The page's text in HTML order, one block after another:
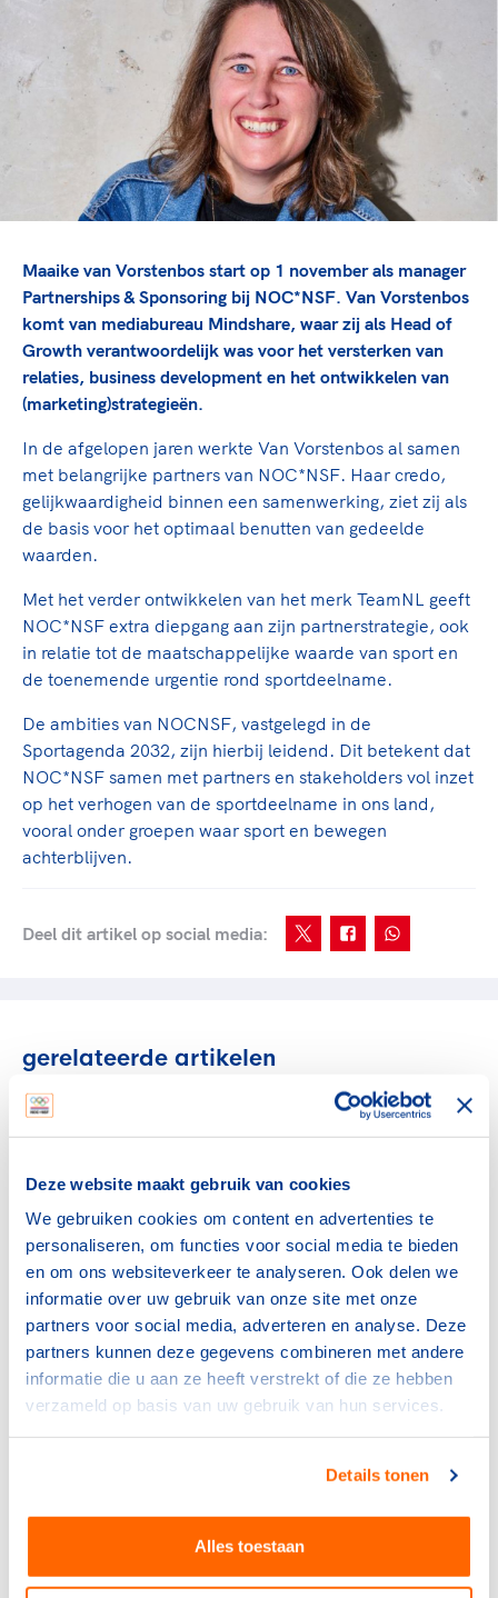
Deze website maakt gebruik van cookies
We gebruiken cookies om content en advertenties te
personaliseren, om functies voor social media te bieden
en om ons websiteverkeer te analyseren. Ook delen we
informatie over uw gebruik van onze site met onze
partners voor social media, adverteren en analyse. Deze
partners kunnen deze gegevens combineren met andere
informatie die u aan ze heeft verstrekt of die ze hebben
verzameld op basis van uw gebruik van hun services.
Details tonen
Alles toestaan
Sportonderzoek
Sportakkoord II
Game Changer
TeamNL kids
Olympische geschiedenis
Nieuwspagina
Columns
Sport gaat niet vanzelf
Sport verenigt. Op sportclubs, pleintjes, tijdens
een rondje fietsen, door samen te skaten of naar
de sportschool te gaan. Door samen te juichen
Groot en het Nederlands Elftal. Of met trots te
genieten van de karatewedstrijd van je dochter,
de halve marathon van je moeder of de
hockeywedstrijd van je buurjongen.
Veilige en integere sport
Diversiteit en inclusie
Gezonde sportomgeving
Bekwaam sportkader
Vitale clubs en bestuurlijk kader
Clubacties
Handboek Wet- en Regelgeving
Opleidingen en trainingen
Ruimte voor sport
Clubondersteuning
Beroepskrachten
Samen voor een veilige
sportomgeving
Voor welk gedrag staat de club? Wat mag wel
langs de lijn, in de kleedkamer, kantine en online?
En wat mag vooral niet? Een gedragscode geeft
hier richting aan en is dus een belangrijk
onderdeel van het clubbeleid rondom gewenst en
ongewenst gedrag.
Lees verder
TeamNL Academie Kalender
Kennisaanbod TeamNL Experts
TeamNL Sport Science Centre
Olympische Spelen LA28
Europese Spelen Istanbul 2027
Topsportbeleid
Topsportfinanciering
Maatschappelijke waarde topsport
Top teamsportcompetities
De TeamNL Academie
De TeamNL Academie biedt een leer- en
ontwikkelprogramma voor de volgende functies
binnen TeamNL programma's: experts, coaches,
bestuurders, (technisch) directeuren, managers en
toekomstig kader.
Lees verder
Maaike van Vorstenbos start op 1 november als manager
Partnerships & Sponsoring bij NOC*NSF. Van Vorstenbos
komt van mediabureau Mindshare, waar zij als Head of
Growth verantwoordelijk was voor het versterken van
relaties, business development en het ontwikkelen van
(marketing)strategieën.
In de afgelopen jaren werkte Van Vorstenbos al samen
met belangrijke partners van NOC*NSF. Haar credo,
gelijkwaardigheid binnen een samenwerking, ziet zij als
de basis voor het optimaal benutten van gedeelde
waarden.
Met het verder ontwikkelen van het merk TeamNL geeft
NOC*NSF extra diepgang aan zijn partnerstrategie, ook
in relatie tot de maatschappelijke waarde van sport en
de toenemende urgentie rond sportdeelname.
De ambities van NOCNSF, vastgelegd in de
Sportagenda 2032, zijn hierbij leidend. Dit betekent dat
NOC*NSF samen met partners en stakeholders vol inzet
op het verhogen van de sportdeelname in ons land,
vooral onder groepen waar sport en bewegen
achterblijven.
Deel dit artikel op social media:
gerelateerde artikelen
kleinbedrijf van de rekening
voor sportblessures
15 juli 2026
NOC*NSF
Sport en bewegen als basis
voor een sterke provincie
6 juli 2026
olympisch schaatsen 2030 in
NOC*NSF